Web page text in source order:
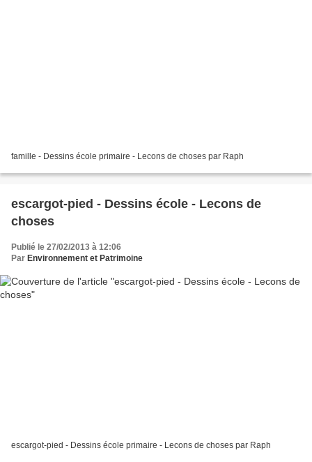
famille - Dessins école primaire - Lecons de choses par Raph
escargot-pied - Dessins école - Lecons de
choses
Publié le 27/02/2013 à 12:06
Par Environnement et Patrimoine
escargot-pied - Dessins école primaire - Lecons de choses par Raph